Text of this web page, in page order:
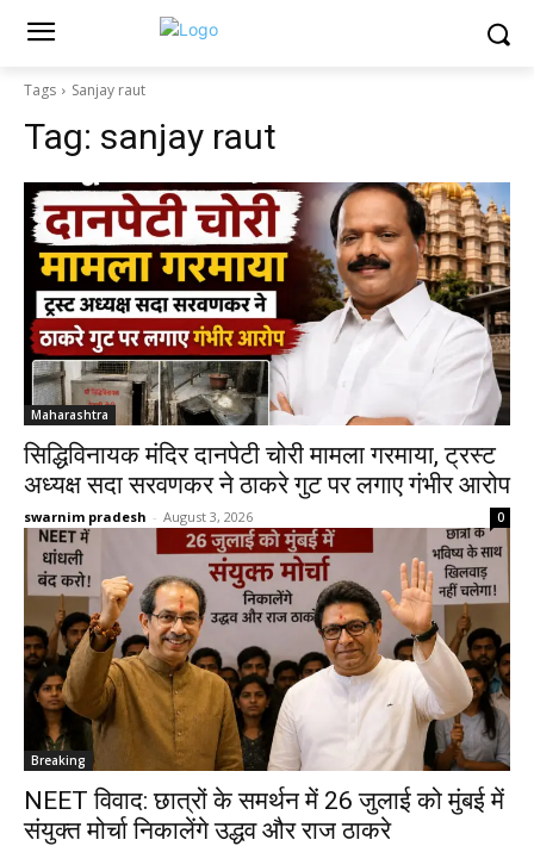
Tags Sanjay raut
Tag: sanjay raut
Maharashtra
सिद्धिविनायक मंदिर दानपेटी चोरी मामला गरमाया, ट्रस्ट
अध्यक्ष सदा सरवणकर ने ठाकरे गुट पर लगाए गंभीर आरोप
swarnim pradesh - August 3, 2026 0
Breaking
NEET विवाद: छात्रों के समर्थन में 26 जुलाई को मुंबई में
संयुक्त मोर्चा निकालेंगे उद्धव और राज ठाकरे